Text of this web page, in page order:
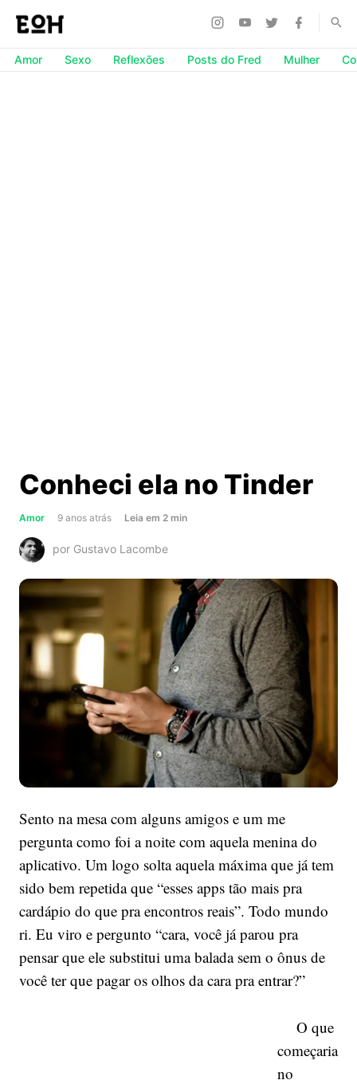
Amor Sexo Reflexões Posts do Fred Mulher
Conheci ela no Tinder
Amor 9 anos atrás Leia about
ela
Tinder
em 2 min
por Gustavo Lacombe
Sento na mesa com alguns amigos e um me
pergunta como foi a noite com aquela menina do
aplicativo. Um logo solta aquela máxima que já tem
sido bem repetida que “esses apps tão mais pra
cardápio do que pra encontros reais”. Todo mundo
ri. Eu viro e pergunto “cara, você já parou pra
pensar que ele substitui uma balada sem o ônus de
você ter que pagar os olhos da cara pra entrar?”
O que
começaria
no